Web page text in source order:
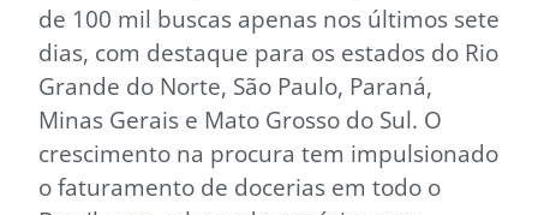
de 100 mil buscas apenas nos últimos sete
dias, com destaque para os estados do Rio
Grande do Norte, São Paulo, Paraná,
Minas Gerais e Mato Grosso do Sul. O
crescimento na procura tem impulsionado
o faturamento de docerias em todo o